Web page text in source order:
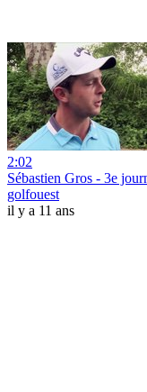
2:02
Sébastien Gros - 3e
golfouest
il y a 11 ans